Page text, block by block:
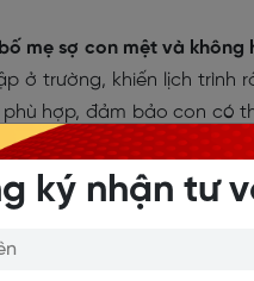
mẹ sợ con mệt và không
ở trường, khiến lịch trình
hợp, đảm bảo con có
tin phản xạ, giao tiếp
qua các nền tảng
môi trường thoải mái,
ký nhận tư